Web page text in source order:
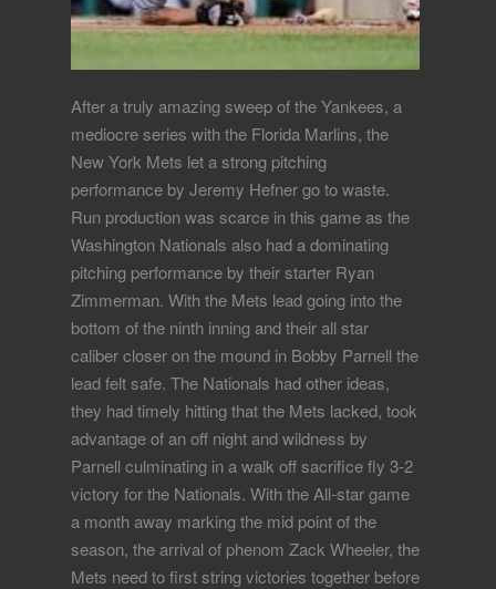
After a truly amazing sweep of the Yankees, a
mediocre series with the Florida Marlins, the
New York Mets let a strong pitching
performance by Jeremy Hefner go to waste.
Run production was scarce in this game as the
Washington Nationals also had a dominating
pitching performance by their starter Ryan
Zimmerman. With the Mets lead going into the
bottom of the ninth inning and their all star
caliber closer on the mound in Bobby Parnell the
lead felt safe. The Nationals had other ideas,
they had timely hitting that the Mets lacked, took
advantage of an off night and wildness by
Parnell culminating in a walk off sacrifice fly 3-2
victory for the Nationals. With the All-star game
a month away marking the mid point of the
season, the arrival of phenom Zack Wheeler, the
Mets need to first string victories together before